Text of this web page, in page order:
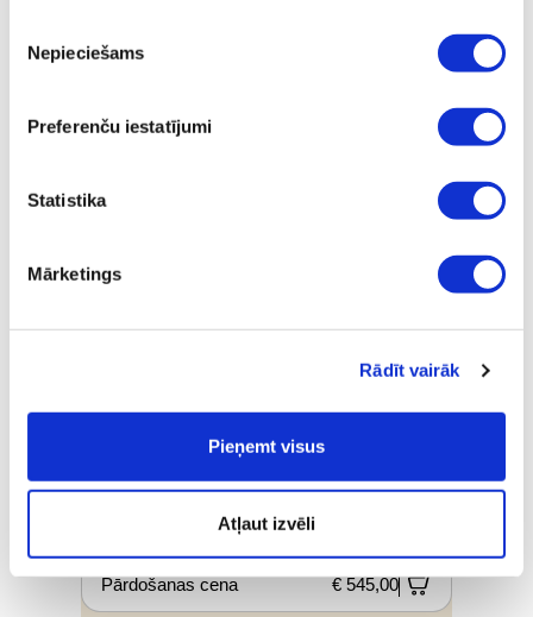
izvēle
Nepieciešams
Preferenču iestatījumi
Statistika
Mārketings
Rādīt vairāk
Pieņemt visus
Atļaut izvēli
ZepterClub
Pārdošanas cena € 545,00